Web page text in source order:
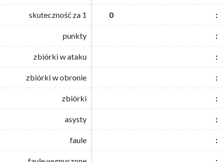
skuteczność za 1 0 :
punkty :
zbiórki w ataku :
zbiórki w obronie :
zbiórki :
asysty :
faule :
skuteczność za 1 0 :
punkty :
zbiórki w ataku :
zbiórki w obronie :
zbiórki :
asysty :
faule :